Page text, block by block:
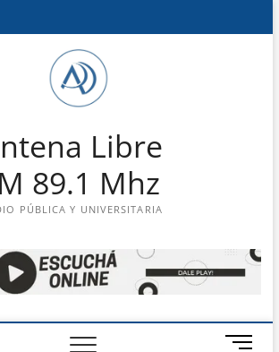
Libre
89.1 Mhz
PÚBLICA Y UNIVERSITARIA
B